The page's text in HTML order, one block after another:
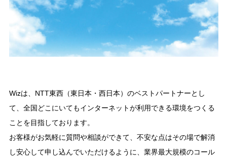
Wizは、NTT東西（東日本・西日本）のベストパートナーとし
て、全国どこにいてもインターネットが利用できる環境をつくる
ことを目指しております。
お客様がお気軽に質問や相談ができて、不安な点はその場で解消
し安心して申し込んでいただけるように、業界最大規模のコール